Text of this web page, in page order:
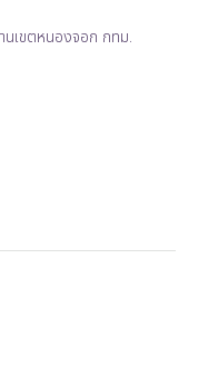
เขตหนองจอก กทม.